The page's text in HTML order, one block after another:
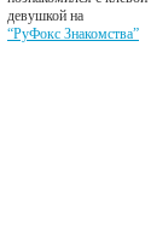
девушкой на
“РуФокс Знакомства”